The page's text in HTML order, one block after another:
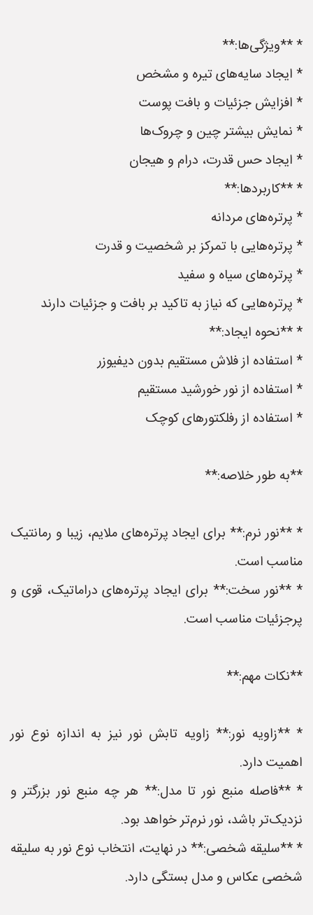
* **ویژگی‌ها:**
* ایجاد سایه‌های تیره و مشخص
* افزایش جزئیات و بافت پوست
* نمایش بیشتر چین و چروک‌ها
* ایجاد حس قدرت، درام و هیجان
* **کاربردها:**
* پرتره‌های مردانه
* پرتره‌هایی با تمرکز بر شخصیت و قدرت
* پرتره‌های سیاه و سفید
* پرتره‌هایی که نیاز به تاکید بر بافت و جزئیات دارند
* **نحوه ایجاد:**
* استفاده از فلاش مستقیم بدون دیفیوزر
* استفاده از نور خورشید مستقیم
* استفاده از رفلکتورهای کوچک
**به طور خلاصه:**
* **نور نرم:** برای ایجاد پرتره‌های ملایم، زیبا و رمانتیک
مناسب است.
* **نور سخت:** برای ایجاد پرتره‌های دراماتیک، قوی و
پرجزئیات مناسب است.
**نکات مهم:**
* **زاویه نور:** زاویه تابش نور نیز به اندازه نوع نور
اهمیت دارد.
* **فاصله منبع نور تا مدل:** هر چه منبع نور بزرگتر و
نزدیک‌تر باشد، نور نرم‌تر خواهد بود.
* **سلیقه شخصی:** در نهایت، انتخاب نوع نور به سلیقه
شخصی عکاس و مدل بستگی دارد.